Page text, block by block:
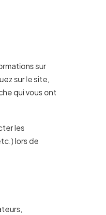
sur
sur le site,
qui vous ont
les
lors de